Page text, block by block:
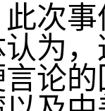
次
为
论